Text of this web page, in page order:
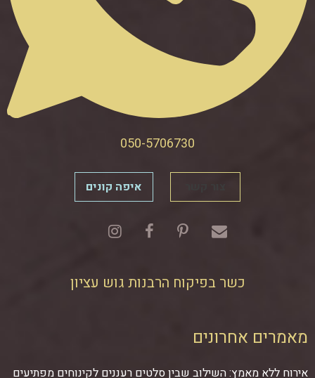
050-5706730
איפה קונים
כשר בפיקוח הרבנות גוש עציון
מאמרים אחרונים
אירוח ללא מאמץ: השילוב שבין סלטים רעננים לקינוחים מפתיעים